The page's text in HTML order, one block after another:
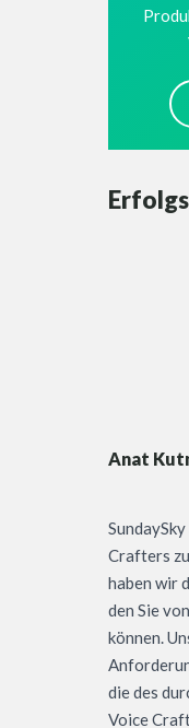
Anat
Crafters
haben wir
den Sie
können.
die des
Voice